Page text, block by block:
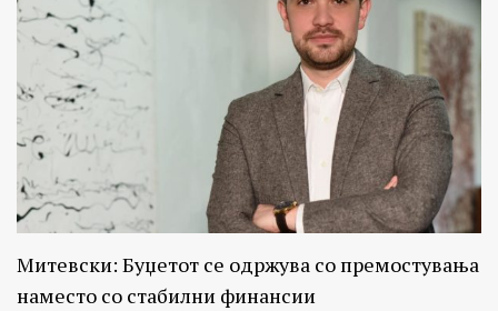
Митевски: Буџетот се одржува со премостувања
наместо со стабилни финансии